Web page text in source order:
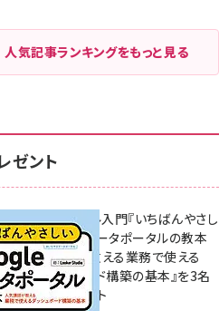
人気記事ランキングをもっと見る
ゼント
無料BIツール入門『いちばんやさし
いGoogleデータポータルの教本
人気講師が教える業務で使える
ダッシュボード構築の基本』を3名
様にプレゼント